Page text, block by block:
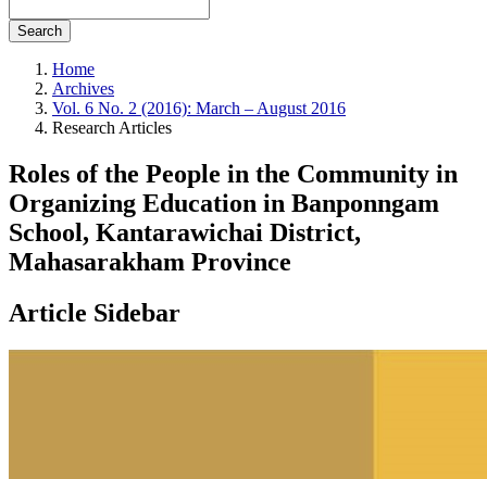
Search
Home
Archives
Vol. 6 No. 2 (2016): March – August 2016
Research Articles
Roles of the People in the Community in
Organizing Education in Banponngam
School, Kantarawichai District,
Mahasarakham Province
Article Sidebar